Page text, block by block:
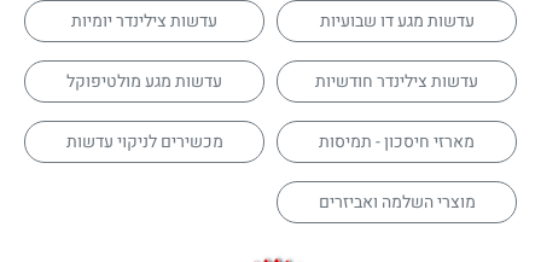
עדשות מגע דו שבועיות עדשות צילינדר יומיות
עדשות צילינדר חודשיות עדשות מגע מולטיפוקל
מארזי חיסכון - תמיסות מכשירים לניקוי עדשות
מוצרי השלמה ואביזרים